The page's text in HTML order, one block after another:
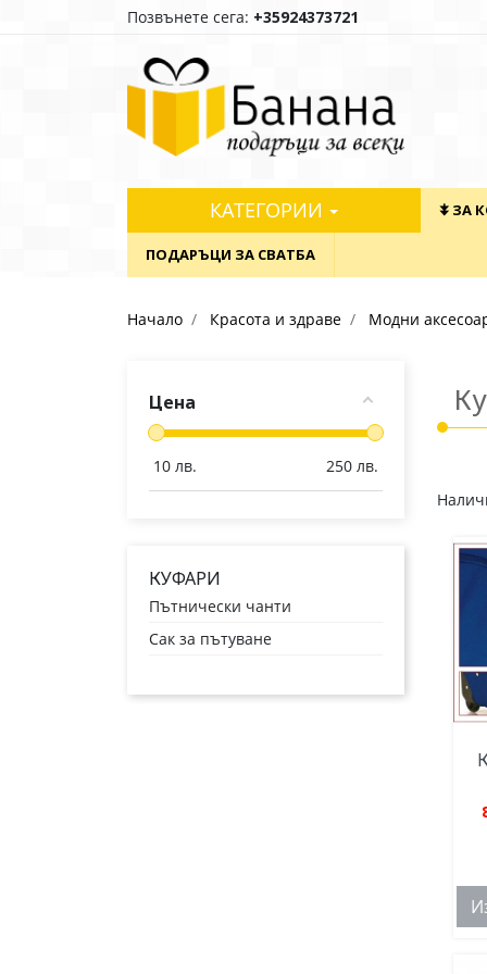
Позвънете сега: +35924373721
КАТЕГОРИИ ⯯ ЗА
ПОДАРЪЦИ ЗА СВАТБА
Начало Красота и здраве Модни
Цена
10 лв. 250 лв.
КУФАРИ
Пътнически чанти
Сак за пътуване